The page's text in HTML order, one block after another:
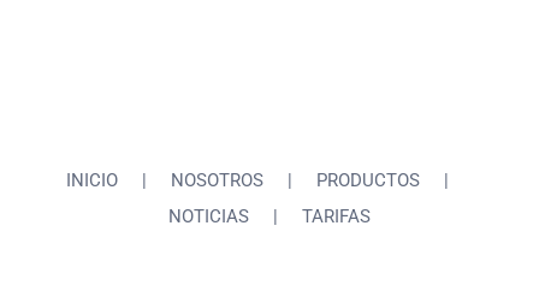
INICIO NOSOTROS
PRODUCTOS
NOTICIAS
TARIFAS